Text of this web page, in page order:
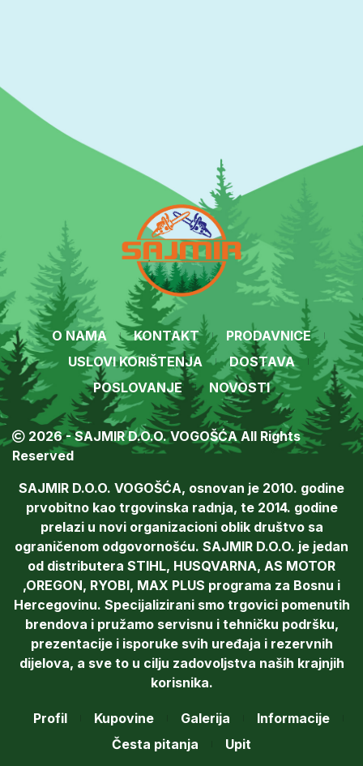
O NAMA KONTAKT
PRODAVNICE
USLOVI KORIŠTENJA
DOSTAVA
POSLOVANJE
NOVOSTI
2026 - SAJMIR D.O.O. VOGOŠĆA All Rights
Reserved
SAJMIR D.O.O. VOGOŠĆA, osnovan je 2010. godine
prvobitno kao trgovinska radnja, te 2014. godine
prelazi u novi organizacioni oblik društvo sa
ograničenom odgovornošću. SAJMIR D.O.O. je jedan
od distributera STIHL, HUSQVARNA, AS MOTOR
,OREGON, RYOBI, MAX PLUS programa za Bosnu i
Hercegovinu. Specijalizirani smo trgovici pomenutih
brendova i pružamo servisnu i tehničku podršku,
prezentacije i isporuke svih uređaja i rezervnih
dijelova, a sve to u cilju zadovoljstva naših krajnjih
korisnika.
Profil Kupovine Galerija
Informacije
Česta pitanja
Upit